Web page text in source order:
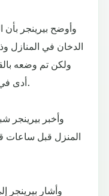
وأوضح بيرينجر
الدخان في المنازل
ولكن تم وضعه
أدى في النهاية إلى اشتعال النار في المنزل.
وأخبر
المنزل قبل ساعات
وأشار بيرينجر